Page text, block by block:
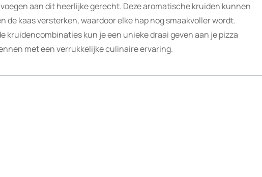
aan dit heerlijke gerecht. Deze aromatische kruiden kunnen
de kaas versterken, waardoor elke hap nog smaakvoller wordt.
kruidencombinaties kun je een unieke draai geven aan je pizza
met een verrukkelijke culinaire ervaring.